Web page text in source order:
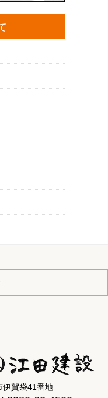
伊賀袋41番地